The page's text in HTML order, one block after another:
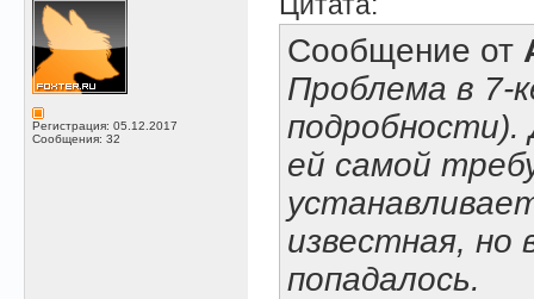
Регистрация: 05.12.2017
Сообщения: 32
Сообщение от
Проблема в 7-
подробности).
ей самой
известная, но
попадалось.